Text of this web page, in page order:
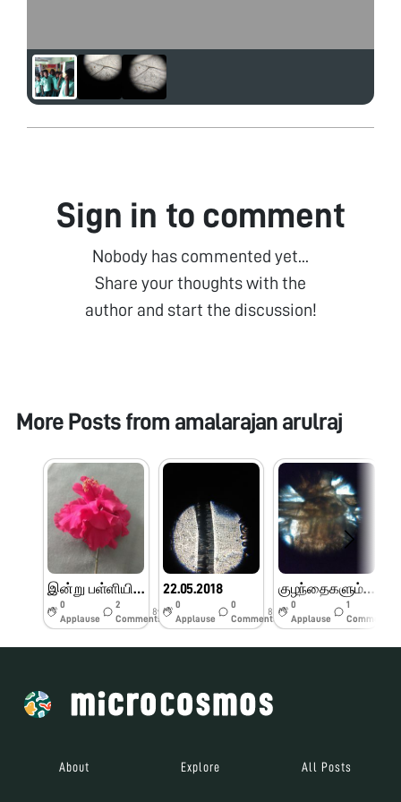
Sign in to comment
Nobody has commented yet...
Share your thoughts with the
author and start the discussion!
More Posts from amalarajan arulraj
இன்று பள்ளியில் உள்ள செம்பருத்தி பூவின் மகரந்தத்தை மாணவர்கள் மடிப்பு நுண்ணோக்கிமூலம்பார்த்து மகிழ்ந்தனர்
0
Applause
2
Comments
8y
22.05.2018
0
Applause
0
Comments
8y
குழந்தைகளும் மடிப்பு நுண்ணோக்கியும்
0
Applause
1
Comments
About Explore All Posts